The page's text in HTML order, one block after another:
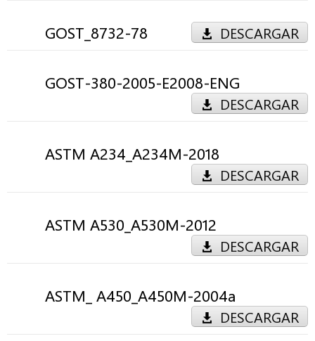
GOST_8732-78 DESCARGAR
GOST-380-2005-E2008-ENG
DESCARGAR
ASTM A234_A234M-2018
DESCARGAR
ASTM A530_A530M-2012
DESCARGAR
ASTM_ A450_A450M-2004a
DESCARGAR